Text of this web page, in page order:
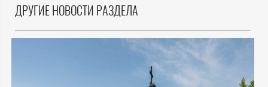
ДРУГИЕ НОВОСТИ РАЗДЕЛА